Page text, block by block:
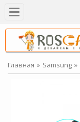
Главная Samsung